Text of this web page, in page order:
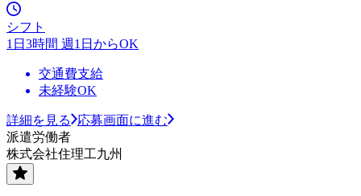
シフト
1日3時間 週1日からOK
交通費支給
未経験OK
詳細を見る
応募画面に進む
派遣労働者
株式会社住理工九州